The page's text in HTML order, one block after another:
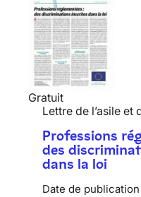
Gratuit
Lettre de l’asile et
Professions
des
dans la loi
Date de publication